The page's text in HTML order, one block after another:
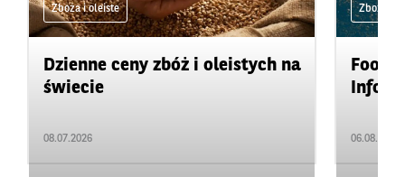
Zboża i oleiste
Dzienne ceny zbóż i oleistych na
świecie
08.07.2026
Zboża i
06.08.2026